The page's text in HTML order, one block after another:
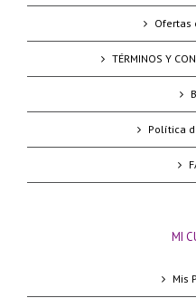
Ofertas
TÉRMINOS Y
Política
MI
Mis